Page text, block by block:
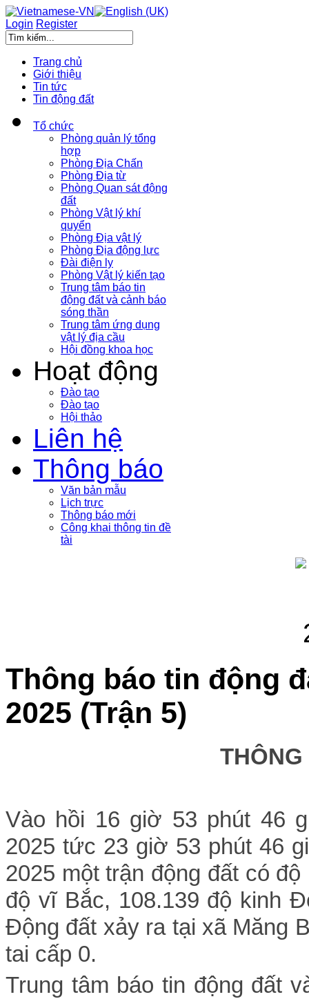
Login Register
Trang chủ
Giới thiệu
Tin tức
Tin động đất
Tổ chức
Phòng quản lý tổng
hợp
Phòng Địa Chấn
Phòng Địa từ
Phòng Quan sát động
đất
Phòng Vật lý khí
quyển
Phòng Địa vật lý
Phòng Địa động lực
Đài điện ly
Phòng Vật lý kiến tạo
Trung tâm báo tin
động đất và cảnh báo
sóng thần
Trung tâm ứng dụng
vật lý địa cầu
Hội đồng khoa học
Hoạt động
Đào tạo
Đào tạo
Hội thảo
Liên hệ
Thông báo
Văn bản mẫu
Lịch trực
Thông báo mới
Công khai thông tin đề
tài
Thông báo tin động
2025 (Trận 5)
Vào hồi 16 giờ 53 phút 46 g
2025 tức 23 giờ 53 phút 46
2025 một trận động đất có
độ vĩ Bắc, 108.139 độ kinh
Động đất xảy ra tại xã Măng
tai cấp 0.
Trung tâm báo tin động đất